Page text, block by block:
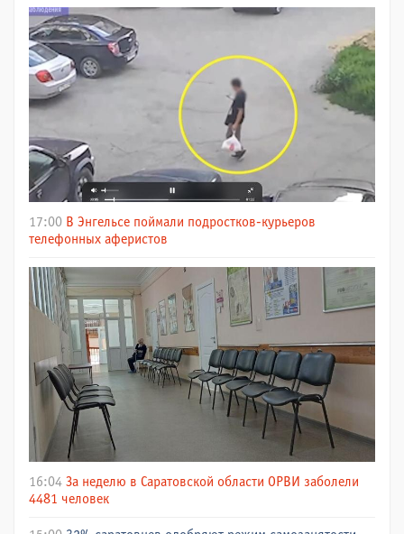
17:00 В Энгельсе поймали подростков-курьеров
телефонных аферистов
16:04 За неделю в Саратовской области ОРВИ заболели
4481 человек